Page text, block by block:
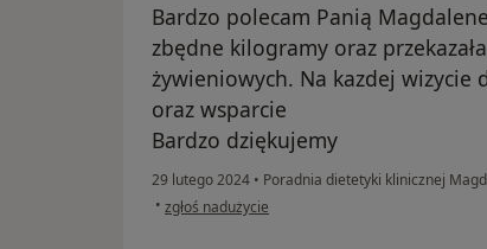
Bardzo polecam Panią
zbędne kilogramy oraz
żywieniowych. Na kazdej wizycie
oraz wsparcie
Bardzo dziękujemy
29 lutego 2024 • Poradnia dietetyki klinicznej
• w opinii użytkownika Klaudia
zgłoś nadużycie